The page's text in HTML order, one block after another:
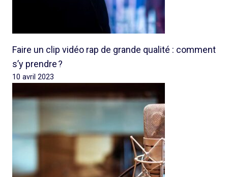
Faire un clip vidéo rap de grande qualité : comment
s’y prendre ?
10 avril 2023